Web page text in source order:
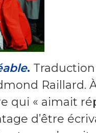
.
Raillard.
qui « aimait
d’être